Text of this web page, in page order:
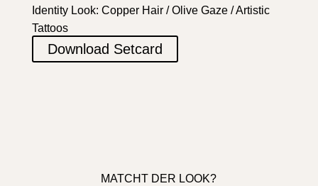
Identity Look: Copper Hair / Olive Gaze / Artistic
Tattoos
Download Setcard
MATCHT DER LOOK?